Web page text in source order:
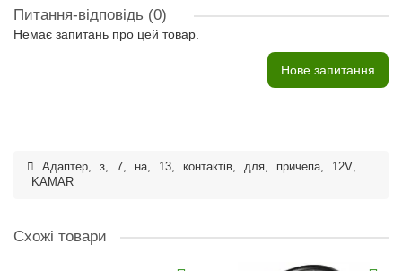
Питання-відповідь (0)
Немає запитань про цей товар.
Нове запитання
Адаптер, з, 7, на, 13, контактів, для, причепа, 12V,
KAMAR
Схожі товари